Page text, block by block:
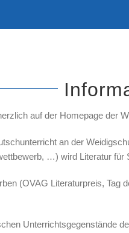
auf der Homepage der
an der
…) wird Literatur für
(OVAG Literaturpreis,
Unterrichtsgegenstände